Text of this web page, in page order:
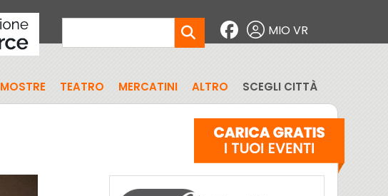
MIO VR
MOSTRE TEATRO MERCATINI ALTRO SCEGLI CITTÀ